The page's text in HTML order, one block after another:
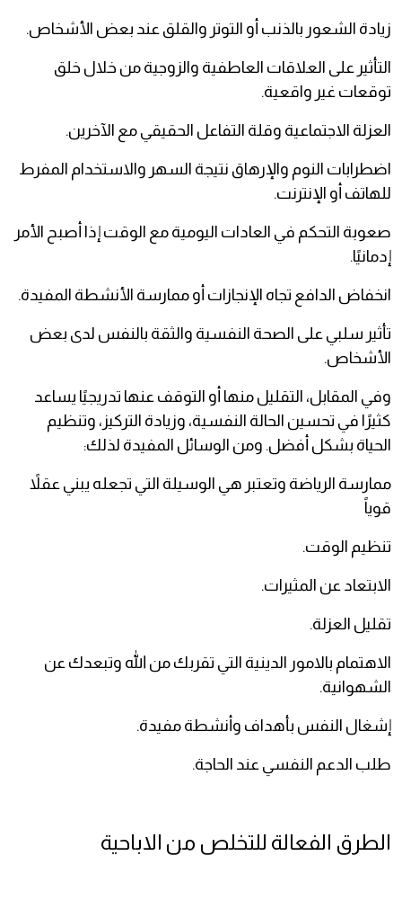
زيادة الشعور بالذنب أو التوتر والقلق عند بعض الأشخاص.
التأثير على العلاقات العاطفية والزوجية من خلال خلق
توقعات غير واقعية.
العزلة الاجتماعية وقلة التفاعل الحقيقي مع الآخرين.
اضطرابات النوم والإرهاق نتيجة السهر والاستخدام المفرط
للهاتف أو الإنترنت.
صعوبة التحكم في العادات اليومية مع الوقت إذا أصبح الأمر
إدمانيًا.
انخفاض الدافع تجاه الإنجازات أو ممارسة الأنشطة المفيدة.
تأثير سلبي على الصحة النفسية والثقة بالنفس لدى بعض
الأشخاص.
وفي المقابل، التقليل منها أو التوقف عنها تدريجيًا يساعد
كثيرًا في تحسين الحالة النفسية، وزيادة التركيز، وتنظيم
الحياة بشكل أفضل. ومن الوسائل المفيدة لذلك:
ممارسة الرياضة وتعتبر هي الوسيلة التي تجعله يبني عقلاً
قوياً
تنظيم الوقت.
الابتعاد عن المثيرات.
تقليل العزلة.
الاهتمام بالامور الدينية التي تقربك من الله وتبعدك عن
الشهوانية.
إشغال النفس بأهداف وأنشطة مفيدة.
طلب الدعم النفسي عند الحاجة.
الطرق الفعالة للتخلص من الاباحية